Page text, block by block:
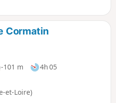
Cormatin
-101 m
4h 05
et-Loire)